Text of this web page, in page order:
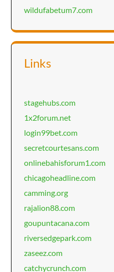
wildufabetum7.com
Links
stagehubs.com
1x2forum.net
login99bet.com
secretcourtesans.com
onlinebahisforum1.com
chicagoheadline.com
camming.org
rajalion88.com
goupuntacana.com
riversedgepark.com
zaseez.com
catchycrunch.com